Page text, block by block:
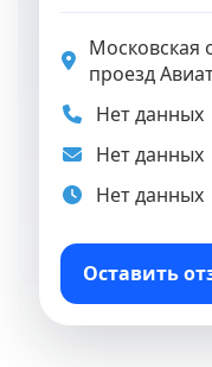
Московская
проезд
Нет данных
Нет данных
Нет данных
Оставить